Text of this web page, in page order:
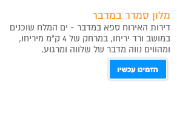
מלון סמדר במדבר
דירות האירוח ספא במדבר - ים המלח שוכנים
במושב ורד יריחו, במרחק של 4 ק"מ מיריחו,
ומהווים נווה מדבר של שלווה ומרגוע.